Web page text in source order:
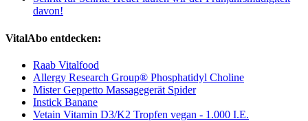
davon!
VitalAbo entdecken:
Raab Vitalfood
Allergy Research Group® Phosphatidyl Choline
Mister Geppetto Massagegerät Spider
Instick Banane
Vetain Vitamin D3/K2 Tropfen vegan - 1.000 I.E.